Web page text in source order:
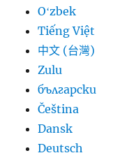
Oʻzbek
Tiếng Việt
中文 (台灣)
Zulu
български
Čeština
Dansk
Deutsch